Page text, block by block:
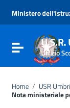
Vai al menu di
Vai al footer
Ministero
Attiva /
Ufficio
Home / USR
Nota ministeriale